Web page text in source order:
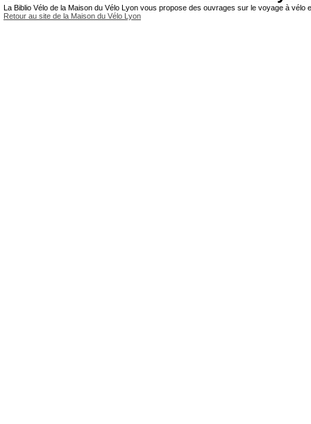
La Biblio Vélo de la Maison du Vélo Lyon vous propose des ouvrages sur le voyage à
Retour au site de la Maison du Vélo Lyon